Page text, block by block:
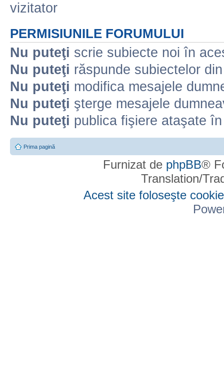
vizitator
PERMISIUNILE FORUMULUI
Nu puteţi scrie subiecte noi în
Nu puteţi răspunde subiectelor
Nu puteţi modifica mesajele
Nu puteţi şterge mesajele
Nu puteţi publica fişiere ataşate
Prima pagină
Furnizat de phpBB®
Translation/
Acest site foloseşte